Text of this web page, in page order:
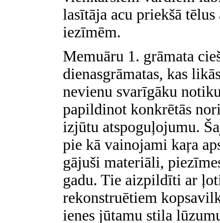
lasītāja acu priekšā
iezīmēm.
Memuāru 1. grāmata
dienasgrāmatas, kas
nevienu svarīgāku
papildinot konkrētās
izjūtu atspoguļojumu.
pie kā vainojami kaŗa
gājuši materiāli,
gadu. Tie aizpildīti ar
rekonstruētiem
ienes jūtamu stila